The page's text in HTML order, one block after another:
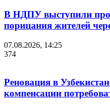
В НДПУ выступили
порицания жителей
07.08.2026, 14:25
374
Реновация в
компенсации